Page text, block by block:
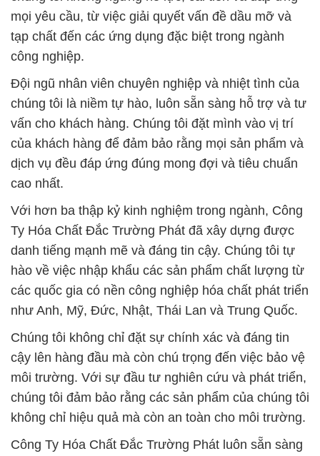
mọi yêu cầu, từ việc giải quyết vấn đề dầu mỡ và
tạp chất đến các ứng dụng đặc biệt trong ngành
công nghiệp.
Đội ngũ nhân viên chuyên nghiệp và nhiệt tình của
chúng tôi là niềm tự hào, luôn sẵn sàng hỗ trợ và tư
vấn cho khách hàng. Chúng tôi đặt mình vào vị trí
của khách hàng để đảm bảo rằng mọi sản phẩm và
dịch vụ đều đáp ứng đúng mong đợi và tiêu chuẩn
cao nhất.
Với hơn ba thập kỷ kinh nghiệm trong ngành, Công
Ty Hóa Chất Đắc Trường Phát đã xây dựng được
danh tiếng mạnh mẽ và đáng tin cậy. Chúng tôi tự
hào về việc nhập khẩu các sản phẩm chất lượng từ
các quốc gia có nền công nghiệp hóa chất phát triển
như Anh, Mỹ, Đức, Nhật, Thái Lan và Trung Quốc.
Chúng tôi không chỉ đặt sự chính xác và đáng tin
cậy lên hàng đầu mà còn chú trọng đến việc bảo vệ
môi trường. Với sự đầu tư nghiên cứu và phát triển,
chúng tôi đảm bảo rằng các sản phẩm của chúng tôi
không chỉ hiệu quả mà còn an toàn cho môi trường.
Công Ty Hóa Chất Đắc Trường Phát luôn sẵn sàng